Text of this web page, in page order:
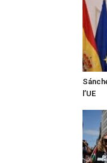
l’UE